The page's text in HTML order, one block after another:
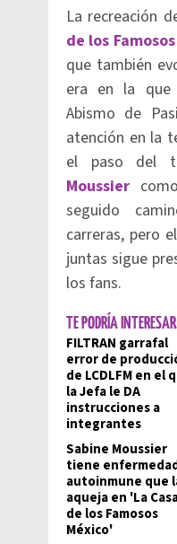
La recreación
de los Famosos
que también
era en la que
Abismo de
atención en la
el paso del
Moussier
seguido
carreras, pero
juntas sigue
los fans.
TE PODRÍA
FILTRAN garrafal
error de
de LCDLFM en el
la Jefa le DA
instrucciones a
integrantes
Sabine Moussier
tiene
autoinmune que
aqueja en 'La
de los Famosos
México'